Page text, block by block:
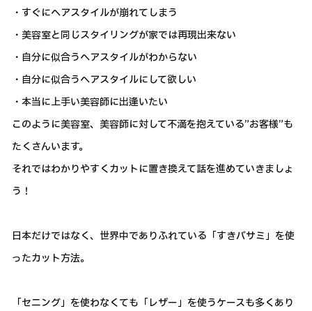
・すぐにヘアスタイルが崩れてしまう
・美容室と同じスタイリングが家では再現出来ない
・自分に似合うヘアスタイルがわからない
・自分に似合うヘアスタイルにして欲しい
・本当に上手い美容師に出逢いたい
このように美容室、美容師に対して不満を抱えている”お客様”も
たくさんいます。
それではわかりやすくカットに置き換えて話を進めていきましょ
う！
日本だけではなく、世界中でありふれている「すきバサミ」を使
ったカット方法。
「セニング」を使わなくても「レザー」を使うケースも多くあり